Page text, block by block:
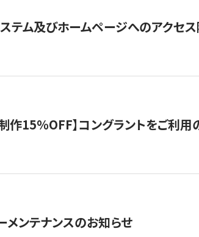
テム及びホームページへのアクセ
作15％OFF】コングラントをご利
メンテナンスのお知らせ